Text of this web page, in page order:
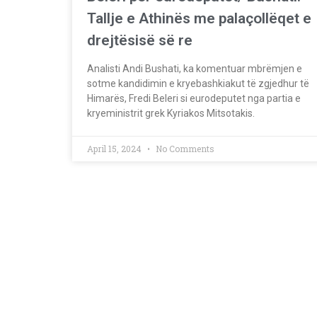
Tallje e Athinës me palaçollëqet e
drejtësisë së re
Analisti Andi Bushati, ka komentuar mbrëmjen e
sotme kandidimin e kryebashkiakut të zgjedhur të
Himarës, Fredi Beleri si eurodeputet nga partia e
kryeministrit grek Kyriakos Mitsotakis.
April 15, 2024 No Comments